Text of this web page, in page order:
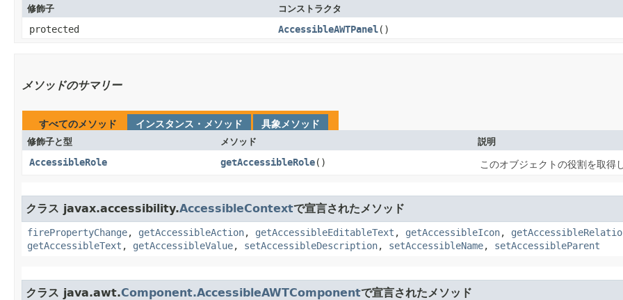
修飾子 コンストラクタ
protected AccessibleAWTPanel()
メソッドのサマリー
すべてのメソッド インスタンス・メソッド 具象メソッド
修飾子と型 メソッド 説明
AccessibleRole getAccessibleRole() このオブジェクトの役割を取得
クラス javax.accessibility.AccessibleContextで宣言されたメソッド
firePropertyChange, getAccessibleAction, getAccessibleEditableText , getAccessibleIcon,
getAccessibleText , getAccessibleValue, setAccessibleDescription, setAccessibleName, setAccessibleParent
クラス java.awt.Component.AccessibleAWTComponentで宣言されたメソッド